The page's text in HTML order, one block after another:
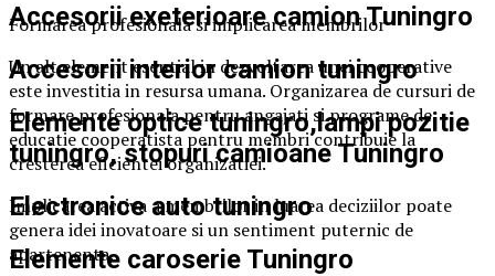
Accesorii exeterioare camion Tuningro
Accesorii interior camion tuningro
Elemente optice tuningro,lampi pozitie
tuningro, stopuri camioane Tuningro
Electronice auto tuningro
Elemente caroserie Tuningro
Formarea profesionala si implicarea membrilor
Un alt element esential in dezvoltarea unei cooperative
este investitia in resursa umana. Organizarea de cursuri de
formare profesionala pentru angajati si programe de
educatie cooperatista pentru membri contribuie la
cresterea eficientei organizatiei.
Implicarea activa a membrilor in luarea deciziilor poate
genera idei inovatoare si un sentiment puternic de
apartenenta.